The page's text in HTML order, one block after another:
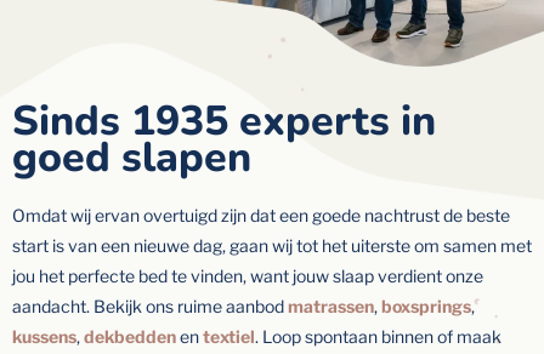
Sinds 1935 experts in
goed slapen
Omdat wij ervan overtuigd zijn dat een goede nachtrust de beste
start is van een nieuwe dag, gaan wij tot het uiterste om samen met
jou het perfecte bed te vinden, want jouw slaap verdient onze
aandacht. Bekijk ons ruime aanbodmatrassen,boxsprings,
kussens,dekbeddenentextiel. Loop spontaan binnen of maak